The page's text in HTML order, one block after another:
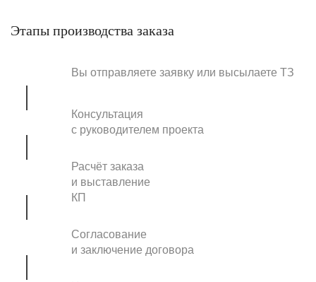
Этапы производства заказа
Вы отправляете заявку или высылаете ТЗ
Консультация
с руководителем проекта
Расчёт заказа
и выставление
КП
Согласование
и заключение договора